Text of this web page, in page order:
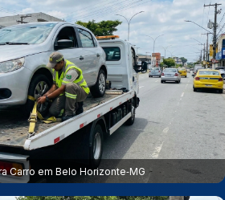
Carro em Belo Horizonte‑MG